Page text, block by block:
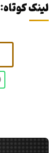
لینک کوتاه: